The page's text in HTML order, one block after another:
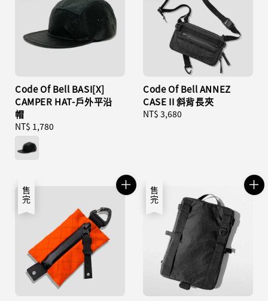
Code Of Bell BASI[X]
CAMPER HAT-戶外平沿
帽
Regular
price
NT$ 1,780
Code Of Bell ANNEZ
CASE II 斜背長夾
Regular
NT$ 3,680
售完 售完